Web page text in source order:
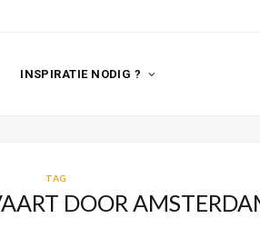
INSPIRATIE NODIG ?
TAG
DOOR